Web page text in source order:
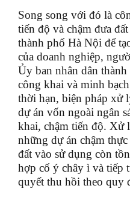
Song song với đó là
tiến độ và chậm đưa
thành phố Hà Nội để
của doanh nghiệp,
Ủy ban nhân dân
công khai và minh
thời hạn, biện pháp xử
dự án vốn ngoài ngân
khai, chậm tiến độ. Xử
những dự án chậm
đất vào sử dụng còn
hợp cố ý chây ì và tiếp
quyết thu hồi theo quy